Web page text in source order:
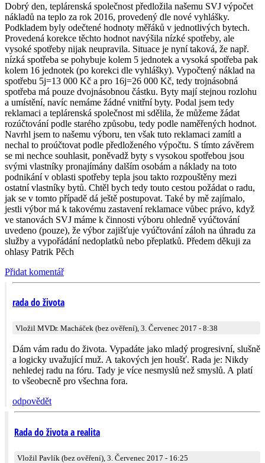
Dobrý den, teplárenská společnost předložila našemu SVJ výpočet
nákladů na teplo za rok 2016, provedený dle nové vyhlášky.
Podkladem byly odečtené hodnoty měřáků v jednotlivých bytech.
Provedená korekce těchto hodnot navýšila nízké spotřeby, ale
vysoké spotřeby nijak neupravila. Situace je nyní taková, že např.
nízká spotřeba se pohybuje kolem 5 jednotek a vysoká spotřeba pak
kolem 16 jednotek (po korekci dle vyhlášky). Vypočtený náklad na
spotřebu 5j=13 000 Kč a pro 16j=26 000 Kč, tedy trojnásobná
spotřeba má pouze dvojnásobnou částku. Byty mají stejnou rozlohu
a umístění, navíc nemáme žádné vnitřní byty. Podal jsem tedy
reklamaci a teplárenská společnost mi sdělila, že můžeme žádat
rozúčtování podle starého způsobu, tedy podle naměřených hodnot.
Navrhl jsem to našemu výboru, ten však tuto reklamaci zamítl a
nechal to proúčtovat podle předloženého výpočtu. S tímto závěrem
se mi nechce souhlasit, poněvadž byty s vysokou spotřebou jsou
svými vlastníky pronajímány dalším osobám a náklady na toto
podnikání v oblasti spotřeby tepla jsou takto rozpouštěny mezi
ostatní vlastníky bytů. Chtěl bych tedy touto cestou požádat o radu,
jak se v tomto případě dá ještě postupovat. Také by mě zajímalo,
jestli výbor má k takovému zastavení reklamace vůbec právo, když
ve stanovách SVJ máme k činnosti výboru ohledně vyúčtování
uvedeno (pouze), že výbor zajišťuje vyúčtování záloh na úhradu za
služby a vypořádání nedoplatků nebo přeplatků. Předem děkuji za
ohlasy Patrik Pěch
Přidat komentář
rada do života
Vložil MVDr. Macháček (bez ověření), 3. Červenec 2017 - 8:38
Dám vám radu do života. Vypadáte jako mladý progresivní, slušně
a logicky uvažující muž. A takových jen houšť. Rada je: Nikdy
nehledej radu na fóru. Tady je více nesmyslů než smyslů. A platí
to všeobecně pro všechna fora.
odpovědět
Rada do života a realita
Vložil Pavlík (bez ověření), 3. Červenec 2017 - 16:25